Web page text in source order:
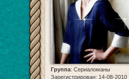
Группа: Сериаломаны
Зарегистрирован: 14-08-2010